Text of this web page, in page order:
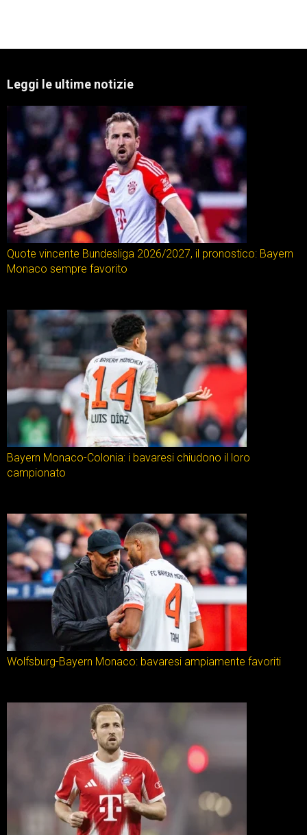
Leggi le ultime notizie
Quote vincente Bundesliga 2026/2027, il pronostico: Bayern
Monaco sempre favorito
Bayern Monaco-Colonia: i bavaresi chiudono il loro
campionato
Wolfsburg-Bayern Monaco: bavaresi ampiamente favoriti